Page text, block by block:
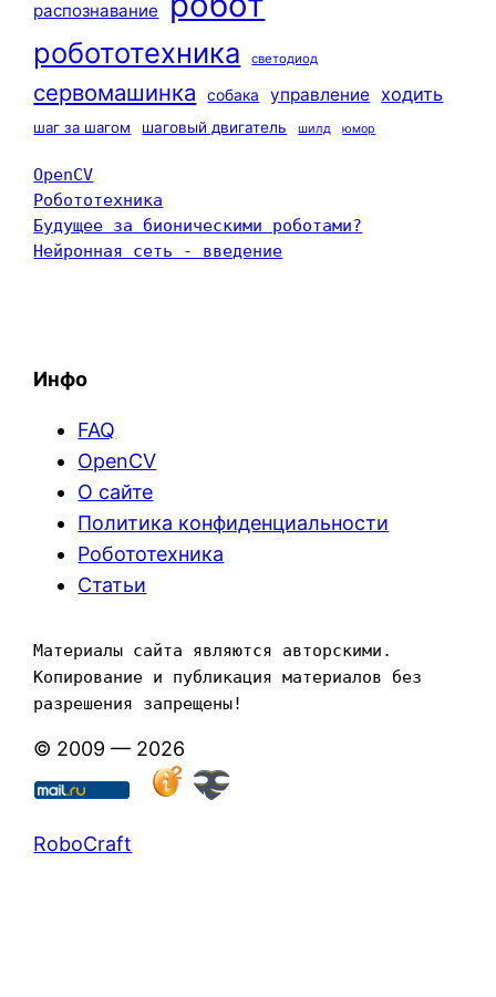
распознавание
робототехника светодиод
сервомашинка собака управление ходить
шаг за шагом шаговый двигатель шилд юмор
OpenCV
Робототехника
Будущее за бионическими роботами?
Нейронная сеть - введение
Инфо
FAQ
OpenCV
О сайте
Политика конфиденциальности
Робототехника
Статьи
Материалы сайта являются авторскими.
Копирование и публикация материалов без
разрешения запрещены!
© 2009 — 2026
RoboCraft